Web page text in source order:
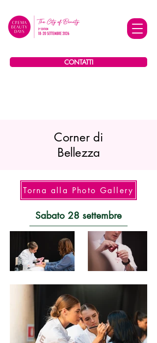
CONTATTI
Corner di
Bellezza
Torna alla Photo Gallery
Sabato 28 settembre